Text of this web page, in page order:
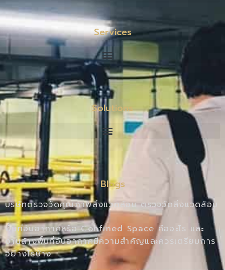
Services
Solutions
Blogs
บริษัทตรวจวัดคุณภาพสิ่งแวดล้อม ตรวจวัดสิ่งแวดล้อม
พื้นที่อับอากาศหรือ Confined Space คืออะไร และ
งานล้างพื้นที่อับอากาศมีความสำคัญและควรเตรียมการ
อย่างไรบ้าง